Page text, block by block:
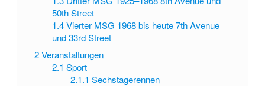
50th Street
1.4 Vierter MSG 1968 bis heute 7th Avenue
und 33rd Street
2Veranstaltungen
2.1 Sport
2.1.1 Sechstagerennen